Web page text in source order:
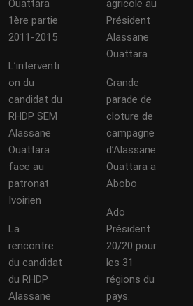
Ouattara
1ère partie
2011-2015
L’interventi
on du
candidat du
RHDP SEM
Alassane
Ouattara
face au
patronat
Ivoirien
La
rencontre
du candidat
du RHDP
Alassane
agricole au
Président
Alassane
Ouattara
Grande
parade de
cloture de
campagne
d’Alassane
Ouattara a
Abobo
Ado
Président
20/20 pour
les 31
régions du
pays.